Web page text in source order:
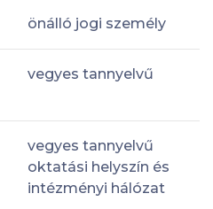
önálló jogi személy
vegyes tannyelvű
vegyes tannyelvű
oktatási helyszín és
intézményi hálózat